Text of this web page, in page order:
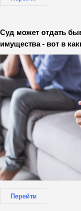
Суд может отдать
имущества - вот в
Перейти